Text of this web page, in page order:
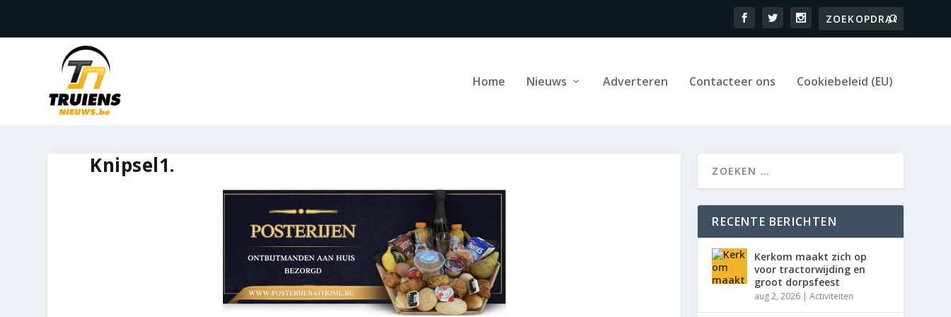
Home Nieuws Adverteren Contacteer ons Cookiebeleid (EU)
Knipsel1.
RECENTE BERICHTEN
Kerkom maakt zich op
voor tractorwijding en
groot dorpsfeest
aug 2, 2026 |Activiteiten